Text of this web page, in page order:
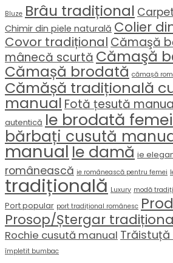
Bluze Brâu tradițional
Chimir din piele naturală Colier
Covor tradițional Cămaşă
mânecă scurtă Cămaşă
Cămașă brodată cămașă
Cămășă tradițională
manual Fotă țesută
autentică Ie brodată femei
bărbați cusută
manualIe damă ie
românească ie românească pentru femei
tradițională Luxury modă
Port popular port tradițional românesc
Prosop/Ștergar
Rochie cusută manual
împletit bumbac